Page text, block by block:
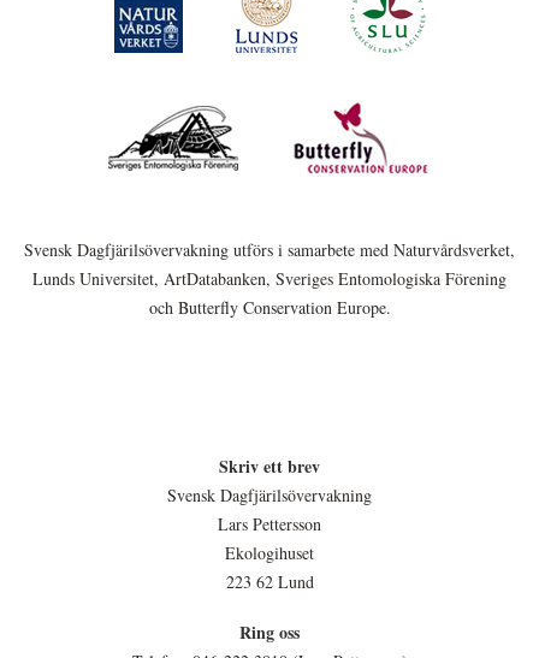
Svensk Dagfjärilsövervakning utförs i samarbete med Naturvårdsverket,
Lunds Universitet, ArtDatabanken, Sveriges Entomologiska Förening
och Butterfly Conservation Europe.
Skriv ett brev
Svensk Dagfjärilsövervakning
Lars Pettersson
Ekologihuset
223 62 Lund
Ring oss